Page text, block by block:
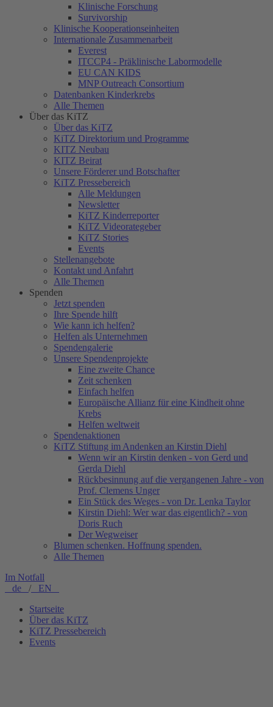
Klinische Forschung
Survivorship
Klinische Kooperationseinheiten
Internationale Zusammenarbeit
Everest
ITCCP4 - Präklinische Labormodelle
EU CAN KIDS
MNP Outreach Consortium
Datenbanken Kinderkrebs
Alle Themen
Über das KiTZ
Über das KiTZ
KiTZ Direktorium und Programme
KITZ Neubau
KITZ Beirat
Unsere Förderer und Botschafter
KiTZ Pressebereich
Alle Meldungen
Newsletter
KiTZ Kinderreporter
KiTZ Videorategeber
KiTZ Stories
Events
Stellenangebote
Kontakt und Anfahrt
Alle Themen
Spenden
Jetzt spenden
Ihre Spende hilft
Wie kann ich helfen?
Helfen als Unternehmen
Spendengalerie
Unsere Spendenprojekte
Eine zweite Chance
Zeit schenken
Einfach helfen
Europäische Allianz für eine Kindheit ohne
Krebs
Helfen weltweit
Spendenaktionen
KiTZ Stiftung im Andenken an Kirstin Diehl
Wenn wir an Kirstin denken - von Gerd und
Gerda Diehl
Rückbesinnung auf die vergangenen Jahre - von
Prof. Clemens Unger
Ein Stück des Weges - von Dr. Lenka Taylor
Kirstin Diehl: Wer war das eigentlich? - von
Doris Ruch
Der Wegweiser
Blumen schenken. Hoffnung spenden.
Alle Themen
Im Notfall
de / EN
Startseite
Über das KiTZ
KiTZ Pressebereich
Events